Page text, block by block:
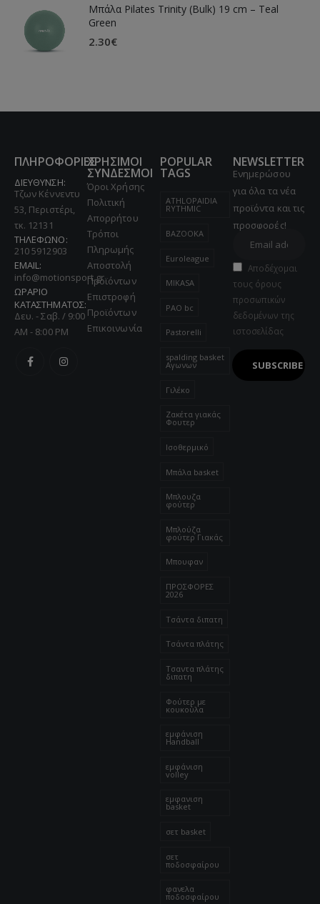
Μπάλα Pilates Trinity (Bulk) 19 cm – Teal
Green
2.30€
ΠΛΗΡΟΦΟΡΙΕΣ
ΔΙΕΥΘΥΝΣΗ:
Τζων Κέννεντυ
53, Περιστέρι,
τκ. 12131
ΤΗΛΕΦΩΝΟ:
210 5912903
EMAIL:
info@motionsport.gr
ΩΡΑΡΙΟ
ΚΑΤΑΣΤΗΜΑΤΟΣ:
Δευ. - Σαβ. / 9:00
AM - 8:00 PM
ΧΡΗΣΙΜΟΙ
ΣΥΝΔΕΣΜΟΙ
Όροι Χρήσης
Πολιτική
Απορρήτου
Τρόποι
Πληρωμής
Αποστολή
Προϊόντων
Επιστροφή
Προϊόντων
Επικοινωνία
POPULAR
TAGS
ATHLOPAIDIA
RYTHMIC
BAZOOKA
Euroleague
MIKASA
PAO bc
Pastorelli
spalding basket
Αγωνων
Γιλέκο
Ζακέτα γιακάς
Φουτερ
Ισοθερμικό
Μπάλα basket
Μπλουζα
φούτερ
Μπλούζα
φούτερ Γιακάς
Μπουφαν
ΠΡΟΣΦΟΡΕΣ
2026
Τσάντα διπατη
Τσάντα πλάτης
Τσαντα πλάτης
διπατη
Φούτερ με
κουκούλα
εμφάνιση
Handball
εμφάνιση
volley
εμφανιση
basket
σετ basket
σετ
ποδοσφαίρου
φανελα
ποδοσφαίρου
NEWSLETTER
Ενημερώσου
για όλα τα νέα
προϊόντα και τις
προσφορές!
Αποδέχομαι
τους όρους
προσωπικών
δεδομένων της
ιστοσελίδας